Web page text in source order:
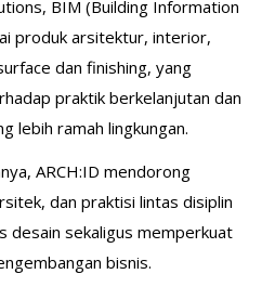
BIM (Building Information
produk arsitektur, interior,
dan finishing, yang
praktik berkelanjutan dan
lebih ramah lingkungan.
ARCH:ID mendorong
dan praktisi lintas disiplin
desain sekaligus memperkuat
bisnis.